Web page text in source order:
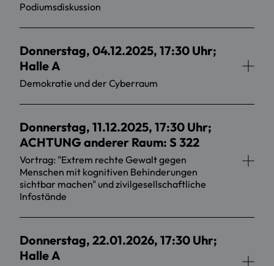
Podiumsdiskussion
Donnerstag, 04.12.2025, 17:30 Uhr;
Halle A
Demokratie und der Cyberraum
Donnerstag, 11.12.2025, 17:30 Uhr;
ACHTUNG anderer Raum: S 322
Vortrag: "Extrem rechte Gewalt gegen
Menschen mit kognitiven Behinderungen
sichtbar machen" und zivilgesellschaftliche
Infostände
Donnerstag, 22.01.2026, 17:30 Uhr;
Halle A